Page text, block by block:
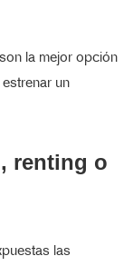
la mejor opción
un
renting o
las